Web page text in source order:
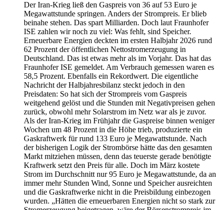
Der Iran-Krieg ließ den Gaspreis von 36 auf 53 Euro je
Megawattstunde springen. Anders der Strompreis. Er blieb
beinahe stehen. Das spart Milliarden. Doch laut Fraunhofer
ISE zahlen wir noch zu viel: Was fehlt, sind Speicher.
Erneuerbare Energien deckten im ersten Halbjahr 2026 rund
62 Prozent der öffentlichen Nettostromerzeugung in
Deutschland. Das ist etwas mehr als im Vorjahr. Das hat das
Fraunhofer ISE gemeldet. Am Verbrauch gemessen waren es
58,5 Prozent. Ebenfalls ein Rekordwert. Die eigentliche
Nachricht der Halbjahresbilanz steckt jedoch in den
Preisdaten: So hat sich der Strompreis vom Gaspreis
weitgehend gelöst und die Stunden mit Negativpreisen gehen
zurück, obwohl mehr Solarstrom im Netz war als je zuvor.
Als der Iran-Krieg im Frühjahr die Gaspreise binnen weniger
Wochen um 48 Prozent in die Höhe trieb, produzierte ein
Gaskraftwerk für rund 133 Euro je Megawattstunde. Nach
der bisherigen Logik der Strombörse hätte das den gesamten
Markt mitziehen müssen, denn das teuerste gerade benötigte
Kraftwerk setzt den Preis für alle. Doch im März kostete
Strom im Durchschnitt nur 95 Euro je Megawattstunde, da an
immer mehr Stunden Wind, Sonne und Speicher ausreichten
und die Gaskraftwerke nicht in die Preisbildung einbezogen
wurden. „Hätten die erneuerbaren Energien nicht so stark zur